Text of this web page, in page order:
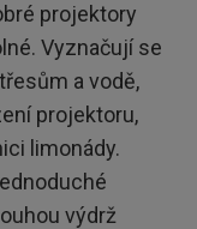
projektory
Vyznačují se
a vodě,
projektoru,
limonády.
výdrž